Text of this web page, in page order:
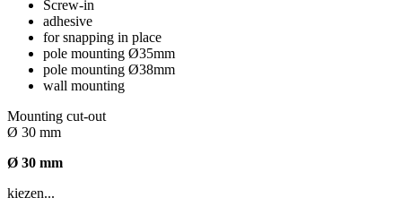
Screw-in
adhesive
for snapping in place
pole mounting Ø35mm
pole mounting Ø38mm
wall mounting
Mounting cut-out
Ø 30 mm
Ø 30 mm
kiezen...